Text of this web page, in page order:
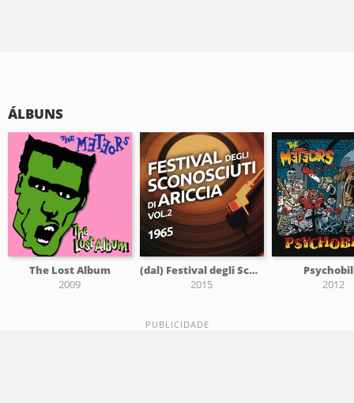
ÁLBUNS
The Lost Album
2009
(dal) Festival degli Sconosciuti di Ariccia vol. 2
2015
2012